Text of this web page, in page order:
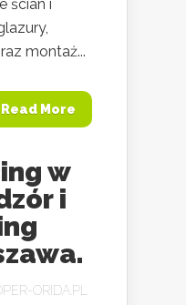
ścian i
montaż...
Read More
w
i
ORIDA.PL